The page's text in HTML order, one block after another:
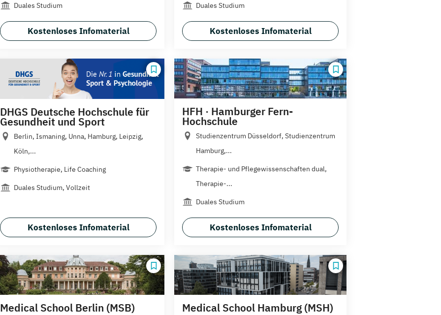
Duales Studium
Kostenloses Infomaterial
Duales Studium
Kostenloses Infomaterial
DHGS Deutsche Hochschule für
Gesundheit und Sport
Berlin, Ismaning, Unna, Hamburg, Leipzig,
Köln,...
Physiotherapie, Life Coaching
Duales Studium, Vollzeit
Kostenloses Infomaterial
HFH · Hamburger Fern-
Hochschule
Studienzentrum Düsseldorf, Studienzentrum
Hamburg,...
Therapie- und Pflegewissenschaften dual,
Therapie-...
Duales Studium
Kostenloses Infomaterial
Medical School Berlin (MSB) Medical School Hamburg (MSH)